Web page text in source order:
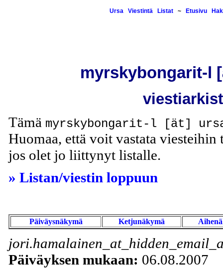
Ursa Viestintä Listat~ Etusivu
myrskybongarit-l
Tämä myrskybongarit-l [ät]
Huomaa, että voit vastata viesteihin
jos olet jo liittynyt listalle.
» Listan/viestin loppuun
Päiväysnäkymä Ketjunäkymä
Päiväyksen mukaan: 06.08.2007